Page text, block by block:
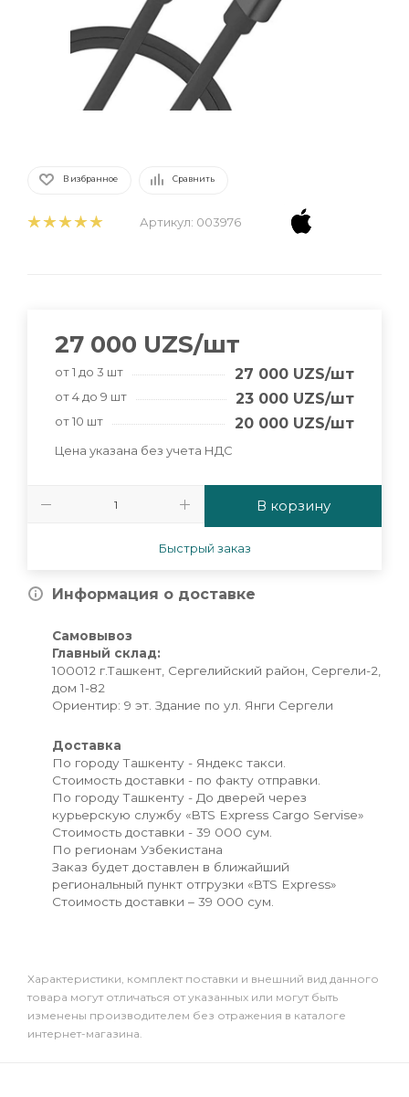
В избранное Сравнить
Артикул: 003976
27 000 UZS/шт
от 1 до 3 шт 27 000 UZS/шт
от 4 до 9 шт 23 000 UZS/шт
от 10 шт 20 000 UZS/шт
Цена указана без учета НДС
В корзину
Быстрый заказ
Информация о доставке
Самовывоз
Главный склад:
100012 г.Ташкент, Сергелийский район, Сергели-2,
дом 1-82
Ориентир: 9 эт. Здание по ул. Янги Сергели
Доставка
По городу Ташкенту - Яндекс такси.
Стоимость доставки - по факту отправки.
По городу Ташкенту - До дверей через
курьерскую службу «BTS Express Cargo Servise»
Стоимость доставки - 39 000 сум.
По регионам Узбекистана
Заказ будет доставлен в ближайший
региональный пункт отгрузки «BTS Express»
Стоимость доставки – 39 000 сум.
Xарактеристики, комплект поставки и внешний вид данного
товара могут отличаться от указанных или могут быть
изменены производителем без отражения в каталоге
интернет-магазина.